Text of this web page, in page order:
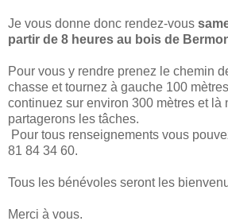
Je vous donne donc rendez-vous
partir de 8 heures au bois de
Pour vous y rendre prenez le chemin
chasse et tournez à gauche 100
continuez sur environ 300 mètres et là
partagerons les tâches.
Pour tous renseignements vous
81 84 34 60.
Tous les bénévoles seront les
Merci à vous.